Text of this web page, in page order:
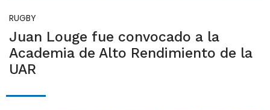
RUGBY
Juan Louge fue convocado a la
Academia de Alto Rendimiento de la
UAR